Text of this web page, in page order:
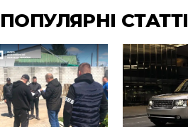
ПОПУЛЯРНІ СТАТТІ